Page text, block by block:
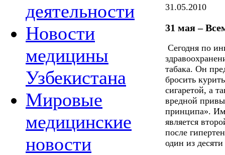
деятельности
Новости
медицины
Узбекистана
Мировые
медицинские
новости
31.05.2010
31 мая –
Сегодня по
табака. Он
бросить
сигаретой, а
вредной
принципа». Им
является
после
один из